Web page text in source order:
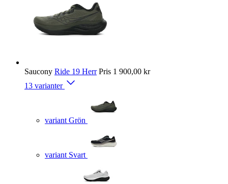
Saucony Ride 19 Herr Pris 1 900,00 kr
13 varianter
variant Grön
variant Svart